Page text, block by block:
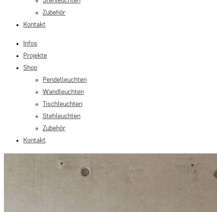
Zubehör
Kontakt
Infos
Projekte
Shop
Pendelleuchten
Wandleuchten
Tischleuchten
Stehleuchten
Zubehör
Kontakt